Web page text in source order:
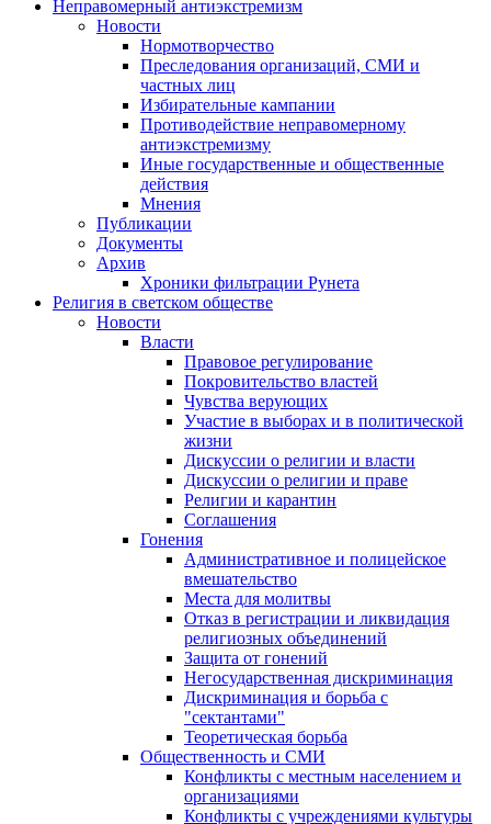
Неправомерный антиэкстремизм
Новости
Нормотворчество
Преследования организаций, СМИ и
частных лиц
Избирательные кампании
Противодействие неправомерному
антиэкстремизму
Иные государственные и общественные
действия
Мнения
Публикации
Документы
Архив
Хроники фильтрации Рунета
Религия в светском обществе
Новости
Власти
Правовое регулирование
Покровительство властей
Чувства верующих
Участие в выборах и в политической
жизни
Дискуссии о религии и власти
Дискуссии о религии и праве
Религии и карантин
Соглашения
Гонения
Административное и полицейское
вмешательство
Места для молитвы
Отказ в регистрации и ликвидация
религиозных объединений
Защита от гонений
Негосударственная дискриминация
Дискриминация и борьба с
"сектантами"
Теоретическая борьба
Общественность и СМИ
Конфликты с местным населением и
организациями
Конфликты с учреждениями культуры